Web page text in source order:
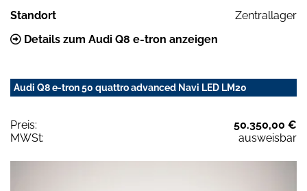
Standort
Zentrallager
Details zum Audi Q8 e-tron anzeigen
Audi Q8 e-tron 50 quattro advanced Navi LED LM20
Preis:
50.350,00 €
MWSt:
ausweisbar